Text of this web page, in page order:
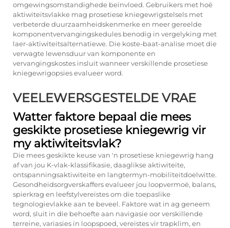
omgewingsomstandighede beïnvloed. Gebruikers met hoë
aktiwiteitsvlakke mag prosetiese kniegewrigstelsels met
verbeterde duurzaamheidskenmerke en meer gereelde
komponentvervangingskedules benodig in vergelyking met
laer-aktiwiteitsalternatiewe. Die koste-baat-analise moet die
verwagte lewensduur van komponente en
vervangingskostes insluit wanneer verskillende prosetiese
kniegewrigopsies evalueer word.
VEELEWERSGESTELDE VRAE
Watter faktore bepaal die mees
geskikte prosetiese kniegewrig vir
my aktiwiteitsvlak?
Die mees geskikte keuse van 'n prosetiese kniegewrig hang
af van jou K-vlak-klassifikasie, daaglikse aktiwiteite,
ontspanningsaktiwiteite en langtermyn-mobiliteitdoelwitte.
Gesondheidsorgverskaffers evalueer jou loopvermoë, balans,
spierkrag en leefstylvereistes om die toepaslike
tegnologievlakke aan te beveel. Faktore wat in ag geneem
word, sluit in die behoefte aan navigasie oor verskillende
terreine, variasies in loopspoed, vereistes vir trapklim, en